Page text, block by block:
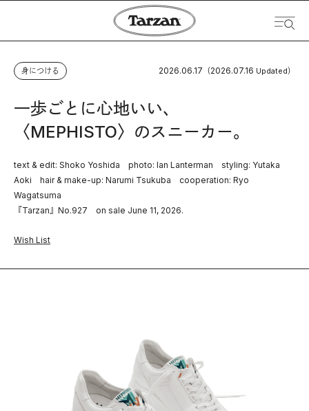
身につける 2026.06.17 （2026.07.16 Updated）
一歩ごとに心地いい、
〈MEPHISTO〉のスニーカー。
text & edit: Shoko Yoshida photo: Ian Lanterman styling: Yutaka
Aoki hair & make-up: Narumi Tsukuba cooperation: Ryo
Wagatsuma
『Tarzan』No.927 on sale June 11, 2026.
Wish List